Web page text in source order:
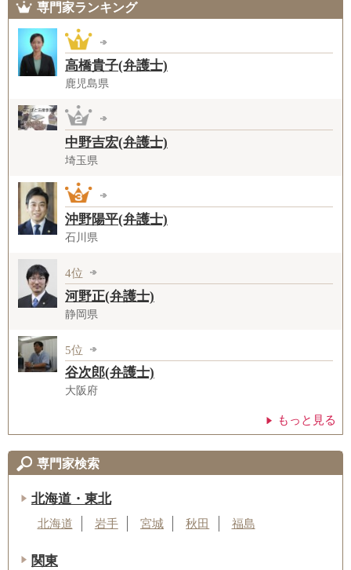
専門家ランキング
高橋貴子(弁護士)
鹿児島県
中野吉宏(弁護士)
埼玉県
沖野陽平(弁護士)
石川県
4位
河野正(弁護士)
静岡県
5位
谷次郎(弁護士)
大阪府
もっと見る
専門家検索
北海道・東北
北海道 岩手 宮城 秋田 福島
関東